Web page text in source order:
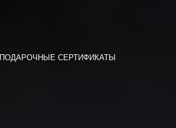
ПОДАРОЧНЫЕ СЕРТИФИКАТЫ